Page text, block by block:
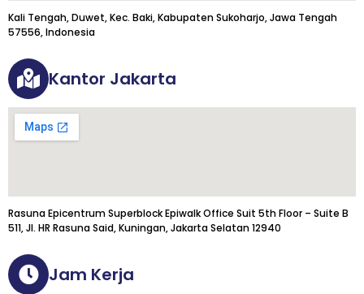
Kali Tengah, Duwet, Kec. Baki, Kabupaten Sukoharjo, Jawa Tengah
57556, Indonesia
Kantor Jakarta
Rasuna Epicentrum Superblock Epiwalk Office Suit 5th Floor – Suite B
511, Jl. HR Rasuna Said, Kuningan, Jakarta Selatan 12940
Jam Kerja